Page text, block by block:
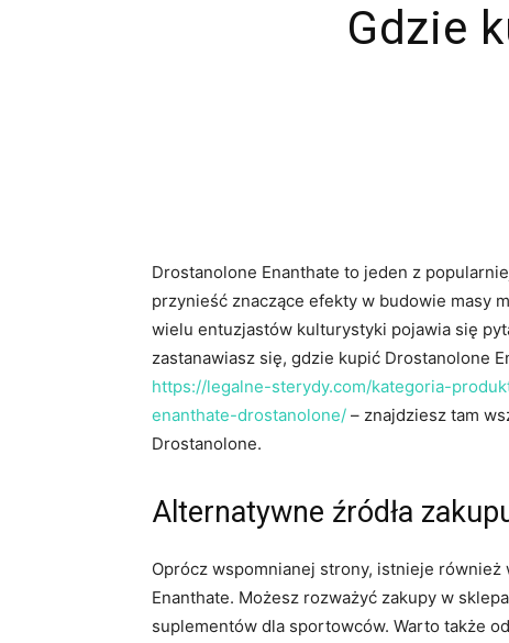
Gdzie
Drostanolone Enanthate to jeden z
przynieść znaczące efekty w budowie masy
wielu entuzjastów kulturystyki pojawia się
zastanawiasz się, gdzie kupić Drostanolone
https://legalne-sterydy.com/kategoria-
enanthate-drostanolone/ – znajdziesz tam
Drostanolone.
Alternatywne źródła
Oprócz wspomnianej strony, istnieje
Enanthate. Możesz rozważyć zakupy w
suplementów dla sportowców. Warto także